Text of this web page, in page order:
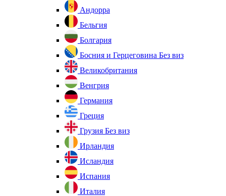
Андорра
Бельгия
Болгария
Босния и Герцеговина Без виз
Великобритания
Венгрия
Германия
Греция
Грузия Без виз
Ирландия
Исландия
Испания
Италия